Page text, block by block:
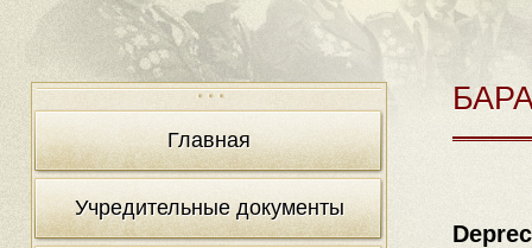
Главная
Учредительные документы